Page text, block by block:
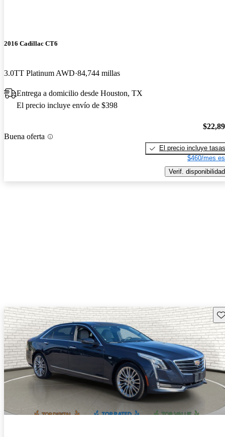
2016 Cadillac CT6
3.0TT Platinum AWD 84,744 millas
Entrega a domicilio desde Houston, TX
El precio incluye envío de $398
Buena oferta
El precio incluye tasas
$460/mes
Verif. disponibilidad